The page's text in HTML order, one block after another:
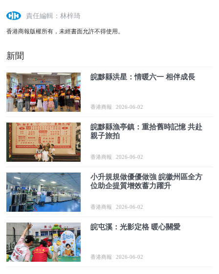
責任編輯：林梓琦
香港商報版權所有，未經書面允許不得使用。
新聞
皖黟縣洪星：情暖六一 相伴成長
香港商報 2026-06-02
皖黟縣漁亭鎮：重拾舊時記憶 共赴
親子旅拍
香港商報 2026-06-02
小升規規做優優做強 皖徽州區全方
位助企提質增效蓄力躍升
香港商報 2026-06-02
皖屯溪：光影定格 暖心關愛
香港商報 2026-06-02